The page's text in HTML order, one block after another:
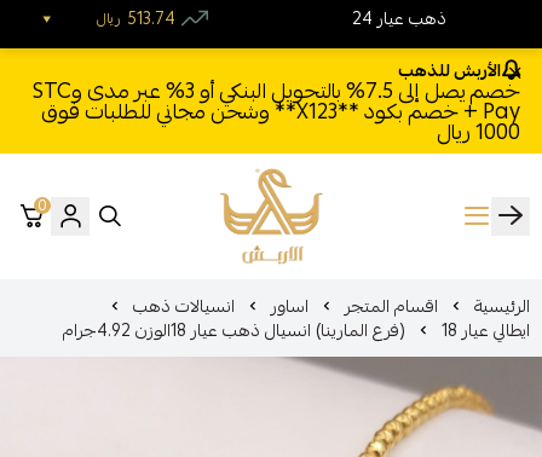
الأربش للذهب
خصم يصل إلى 7.5% بالتحويل البنكي أو 3% عبر مدى وSTC
Pay + خصم بكود **X123** وشحن مجاني للطلبات فوق
1000 ريال
الأربش للذهب
0
الرئيسية اقسام المتجر اساور انسيالات ذهب
ايطالي عيار 18 (فرع المارينا) انسيال ذهب عيار 18الوزن 4.92جرام
24 ذهب عيار ريال 513.74